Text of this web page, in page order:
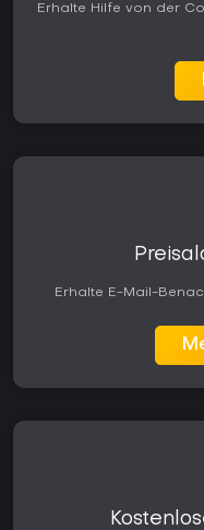
Erhalte Hilfe von der
Erhalte E-Mail-